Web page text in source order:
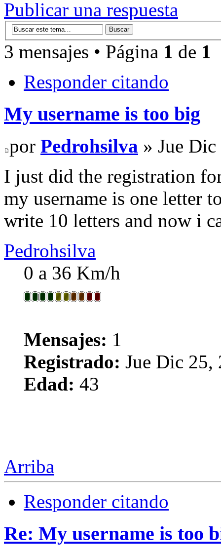
Publicar una respuesta
3 mensajes • Página 1 de 1
Responder citando
My username is too big
por Pedrohsilva » Jue
I just did the registration
my username is one letter
write 10 letters and now i
Pedrohsilva
0 a 36 Km/h
Mensajes: 1
Registrado: Jue Dic 25,
Edad: 43
Arriba
Responder citando
Re: My username is too